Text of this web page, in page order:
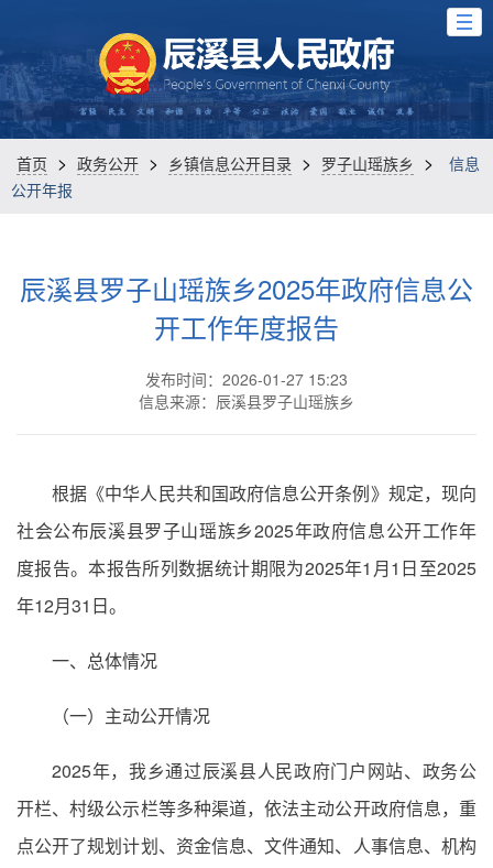
首页 > 政务公开 > 乡镇信息公开目录 > 罗子山瑶族乡 >
信息
公开年报
辰溪县罗子山瑶族乡2025年政府信息公
开工作年度报告
发布时间：2026-01-27 15:23
信息来源：辰溪县罗子山瑶族乡
根据《中华人民共和国政府信息公开条例》规定，现向
社会公布辰溪县罗子山瑶族乡2025年政府信息公开工作年
度报告。本报告所列数据统计期限为2025年1月1日至2025
年12月31日。
一、总体情况
（一）主动公开情况
2025年，我乡通过辰溪县人民政府门户网站、政务公
开栏、村级公示栏等多种渠道，依法主动公开政府信息，重
点公开了规划计划、资金信息、文件通知、人事信息、机构